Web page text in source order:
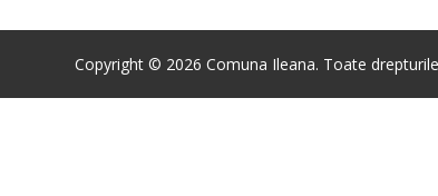
Copyright © 2026 Comuna Ileana. Toate